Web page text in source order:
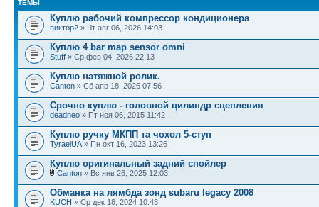
ТЕМЫ
Куплю рабочий компрессор кондиционера
виктор2 » Чт авг 06, 2026 14:03
Куплю 4 bar map sensor omni
Stuff » Ср фев 04, 2026 22:13
Куплю натяжной ролик.
Canton » Сб апр 18, 2026 07:56
Срочно куплю - головной цилиндр сцепления
deadneo » Пт ноя 06, 2015 11:42
Куплю ручку МКПП та чохол 5-ступ
TyraelUA » Пн окт 16, 2023 13:26
Куплю оригинальный задний спойлер
Canton » Вс янв 26, 2025 12:03
Обманка на лямбда зонд subaru legacy 2008
KUCH » Ср дек 18, 2024 10:43